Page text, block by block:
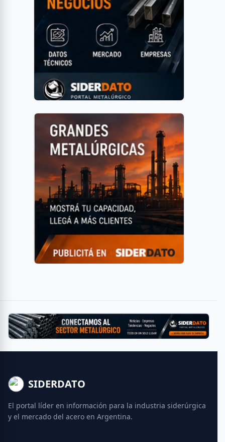
SIDERDATO
El portal líder en información para la industria siderúrgica
y el mercado del acero en Argentina.